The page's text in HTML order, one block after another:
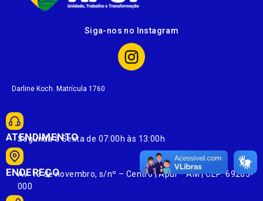
Siga-nos no Instagram
Darline Koch. Matrícula 1760
ATENDIMENTO
Segunda à Sexta de 07:00h às 13:00h
ENDEREÇO
Av. 13 de novembro, s/nº – Centro | Apuí – AM | CEP: 69265-
000